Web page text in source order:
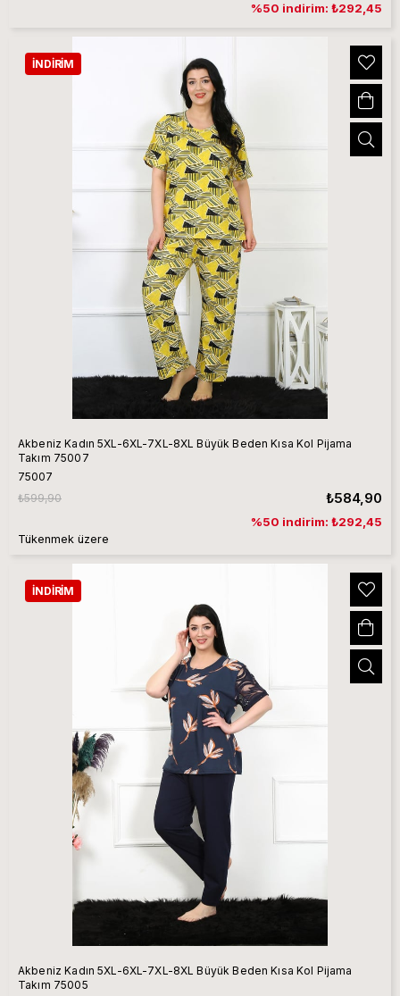
%50 indirim: ₺292,45
Akbeniz Kadın 5XL-6XL-7XL-8XL Büyük Beden Kısa Kol Pijama
Takım 75007
75007
₺584,90
₺599,90
%50 indirim: ₺292,45
Tükenmek üzere
İNDIRIM
Akbeniz Kadın 5XL-6XL-7XL-8XL Büyük Beden Kısa Kol Pijama
Takım 75005
İNDIRIM